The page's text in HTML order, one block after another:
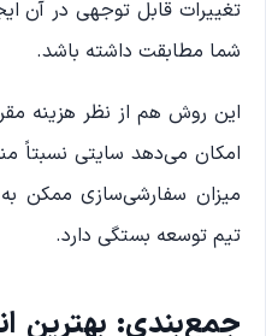
تغییرات قابل توجهی در آن
شما مطابقت داشته باشد.
این روش هم از نظر هزینه
امکان می‌دهد سایتی نسبتاً
میزان سفارشی‌سازی ممکن
تیم توسعه بستگی دارد.
جمع‌بندی: بهترین